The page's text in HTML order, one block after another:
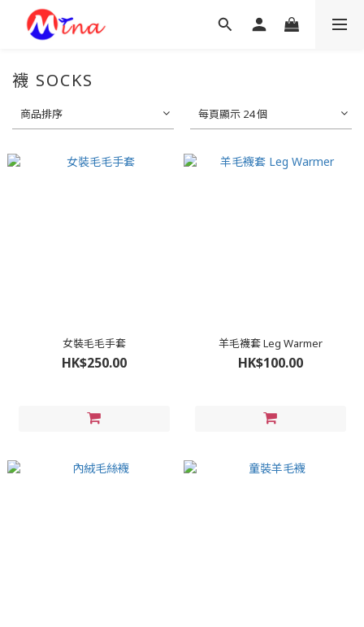
襪 SOCKS
商品排序 每頁顯示 24 個
女裝毛毛手套
HK$250.00
羊毛襪套 Leg Warmer
HK$100.00